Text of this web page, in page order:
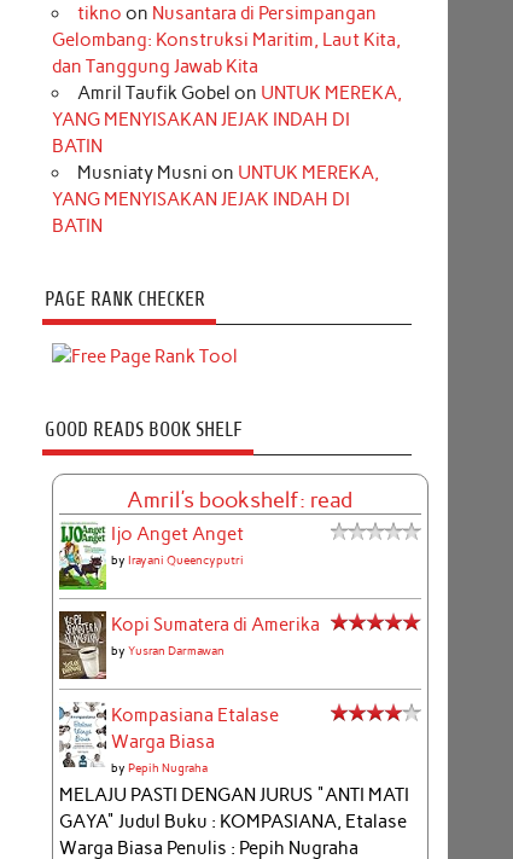
tikno on Nusantara di Persimpangan
Gelombang: Konstruksi Maritim, Laut Kita,
dan Tanggung Jawab Kita
Amril Taufik Gobel on UNTUK MEREKA,
YANG MENYISAKAN JEJAK INDAH DI
BATIN
Musniaty Musni on UNTUK MEREKA,
YANG MENYISAKAN JEJAK INDAH DI
BATIN
PAGE RANK CHECKER
GOOD READS BOOK SHELF
Amril's bookshelf: read
Ijo Anget Anget
by Irayani Queencyputri
Kopi Sumatera di Amerika
by Yusran Darmawan
Kompasiana Etalase
Warga Biasa
by Pepih Nugraha
MELAJU PASTI DENGAN JURUS "ANTI MATI
GAYA" Judul Buku : KOMPASIANA, Etalase
Warga Biasa Penulis : Pepih Nugraha